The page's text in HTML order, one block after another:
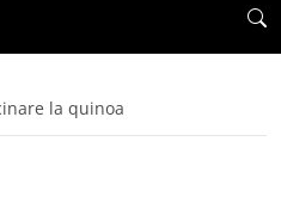
la quinoa